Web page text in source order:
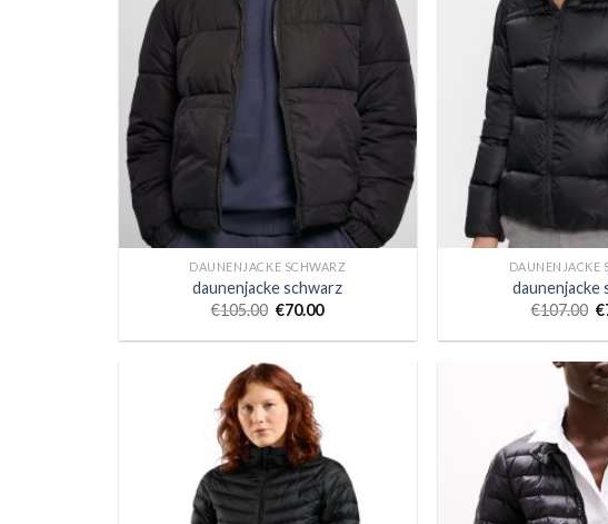
DAUNENJACKE SCHWARZ
daunenjacke schwarz
€105.00 €70.00
DAUNENJACKE
daunenjacke
€107.00 €